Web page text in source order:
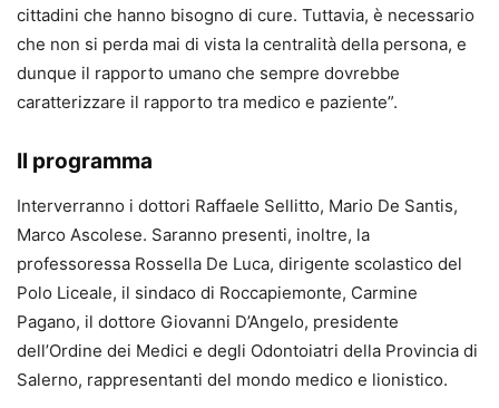
cittadini che hanno bisogno di cure. Tuttavia, è necessario
che non si perda mai di vista la centralità della persona, e
dunque il rapporto umano che sempre dovrebbe
caratterizzare il rapporto tra medico e paziente”.
Il programma
Interverranno i dottori Raffaele Sellitto, Mario De Santis,
Marco Ascolese. Saranno presenti, inoltre, la
professoressa Rossella De Luca, dirigente scolastico del
Polo Liceale, il sindaco di Roccapiemonte, Carmine
Pagano, il dottore Giovanni D’Angelo, presidente
dell’Ordine dei Medici e degli Odontoiatri della Provincia di
Salerno, rappresentanti del mondo medico e lionistico.